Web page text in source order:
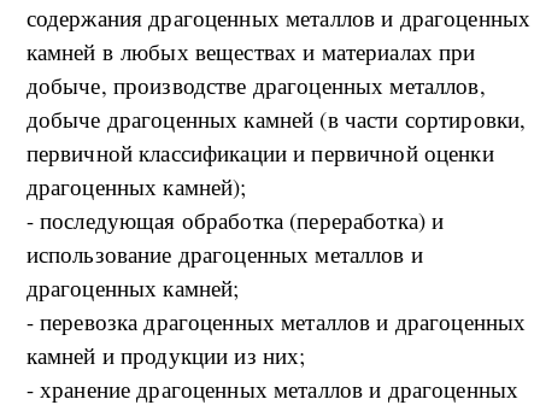
содержания драгоценных металлов и драгоценных
камней в любых веществах и материалах при
добыче, производстве драгоценных металлов,
добыче драгоценных камней (в части сортировки,
первичной классификации и первичной оценки
драгоценных камней);
- последующая обработка (переработка) и
использование драгоценных металлов и
драгоценных камней;
- перевозка драгоценных металлов и драгоценных
камней и продукции из них;
- хранение драгоценных металлов и драгоценных